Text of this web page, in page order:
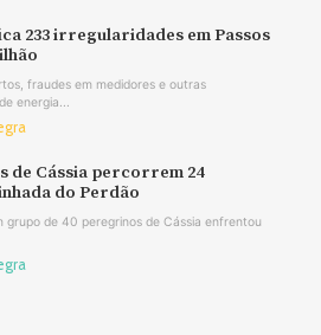
233 irregularidades em Passos
fraudes em medidores e outras
energia...
de Cássia percorrem 24
do Perdão
grupo de 40 peregrinos de Cássia enfrentou